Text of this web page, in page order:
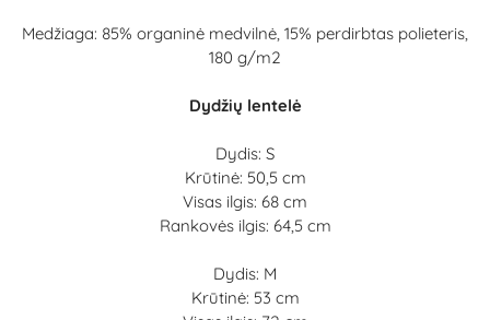
Medžiaga: 85% organinė medvilnė, 15% perdirbtas polieteris,
180 g/m2
Dydžių lentelė
Dydis: S
Krūtinė: 50,5 cm
Visas ilgis: 68 cm
Rankovės ilgis: 64,5 cm
Dydis: M
Krūtinė: 53 cm